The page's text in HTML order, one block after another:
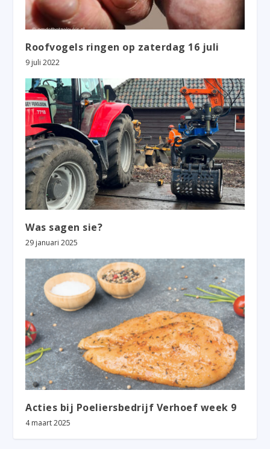
Roofvogels ringen op zaterdag 16 juli
9 juli 2022
Was sagen sie?
29 januari 2025
Acties bij Poeliersbedrijf Verhoef week 9
4 maart 2025